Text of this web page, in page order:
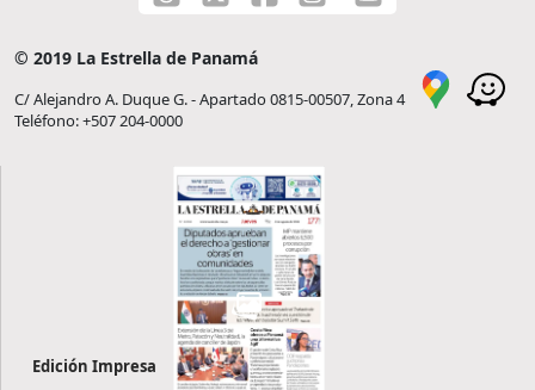
© 2019 La Estrella de Panamá
C/ Alejandro A. Duque G. - Apartado 0815-00507, Zona 4
Teléfono: +507 204-0000
Edición Impresa